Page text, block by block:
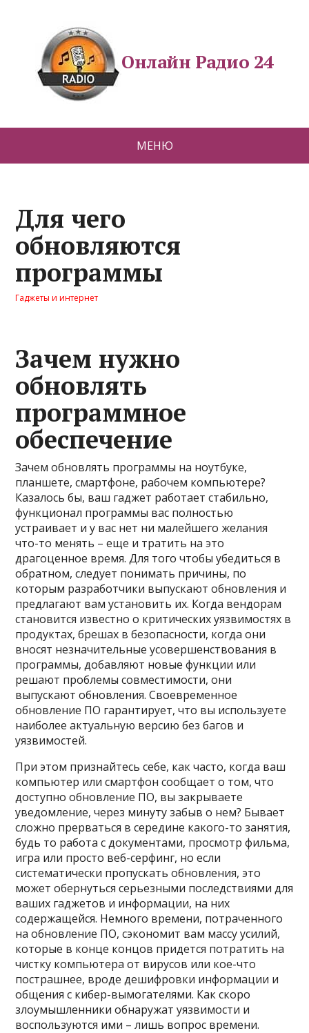
Онлайн Радио 24
МЕНЮ
Для чего
обновляются
программы
Гаджеты и интернет
Зачем нужно
обновлять
программное
обеспечение
Зачем обновлять программы на ноутбуке,
планшете, смартфоне, рабочем компьютере?
Казалось бы, ваш гаджет работает стабильно,
функционал программы вас полностью
устраивает и у вас нет ни малейшего желания
что-то менять – еще и тратить на это
драгоценное время. Для того чтобы убедиться в
обратном, следует понимать причины, по
которым разработчики выпускают обновления и
предлагают вам установить их. Когда вендорам
становится известно о критических уязвимостях в
продуктах, брешах в безопасности, когда они
вносят незначительные усовершенствования в
программы, добавляют новые функции или
решают проблемы совместимости, они
выпускают обновления. Своевременное
обновление ПО гарантирует, что вы используете
наиболее актуальную версию без багов и
уязвимостей.
При этом признайтесь себе, как часто, когда ваш
компьютер или смартфон сообщает о том, что
доступно обновление ПО, вы закрываете
уведомление, через минуту забыв о нем? Бывает
сложно прерваться в середине какого-то занятия,
будь то работа с документами, просмотр фильма,
игра или просто веб-серфинг, но если
систематически пропускать обновления, это
может обернуться серьезными последствиями для
ваших гаджетов и информации, на них
содержащейся. Немного времени, потраченного
на обновление ПО, сэкономит вам массу усилий,
которые в конце концов придется потратить на
чистку компьютера от вирусов или кое-что
пострашнее, вроде дешифровки информации и
общения с кибер-вымогателями. Как скоро
злоумышленники обнаружат уязвимости и
воспользуются ими – лишь вопрос времени.